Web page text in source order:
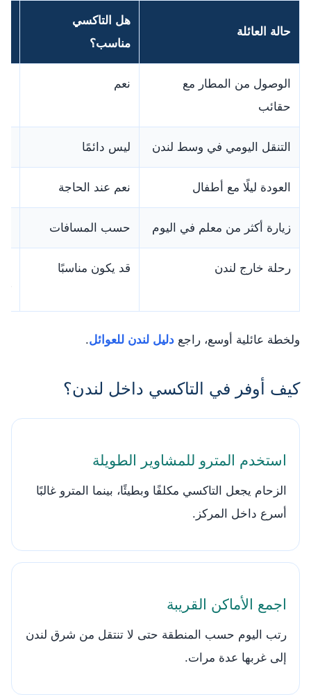
حالة العائلة
هل التاكسي
مناسب؟
الوصول من المطار مع
حقائب
نعم
التنقل اليومي في وسط لندن ليس دائمًا
العودة ليلًا مع أطفال نعم عند الحاجة
زيارة أكثر من معلم في اليوم حسب المسافات
رحلة خارج لندن قد يكون مناسبًا
ولخطة عائلية أوسع، راجع دليل لندن للعوائل.
كيف أوفر في التاكسي داخل لندن؟
استخدم المترو للمشاوير الطويلة
الزحام يجعل التاكسي مكلفًا وبطيئًا، بينما المترو غالبًا
أسرع داخل المركز.
اجمع الأماكن القريبة
رتب اليوم حسب المنطقة حتى لا تنتقل من شرق لندن
إلى غربها عدة مرات.